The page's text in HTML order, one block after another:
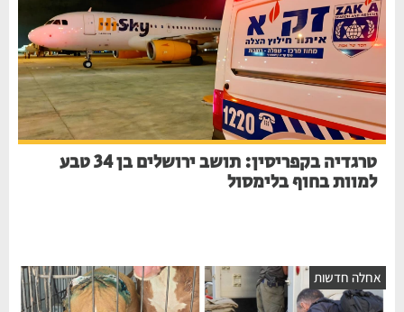
טרגדיה בקפריסין: תושב ירושלים בן 34 טבע
למוות בחוף בלימסול
חדשות